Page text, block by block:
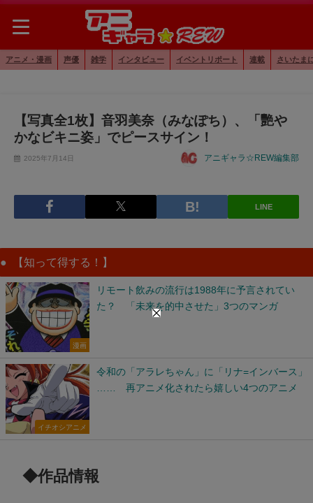
アニメ・漫画 声優 雑学 インタビュー イベントリポート 連載 さいたま
【写真全1枚】音羽美奈（みなぽち）、「艷や
かなビキニ姿」でピースサイン！
2025年7月14日 アニギャラ☆REW編集部
LINE
【知って得する！】
漫画
リモート飲みの流行は1988年に予言されてい
た？ 「未来を的中させた」3つのマンガ
イチオシアニメ
令和の「アラレちゃん」に「リナ=インバース」
…… 再アニメ化されたら嬉しい4つのアニメ
◆作品情報